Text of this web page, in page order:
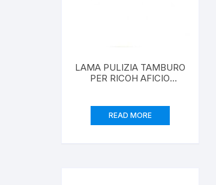
LAMA PULIZIA TAMBURO
PER RICOH AFICIO
READ MORE